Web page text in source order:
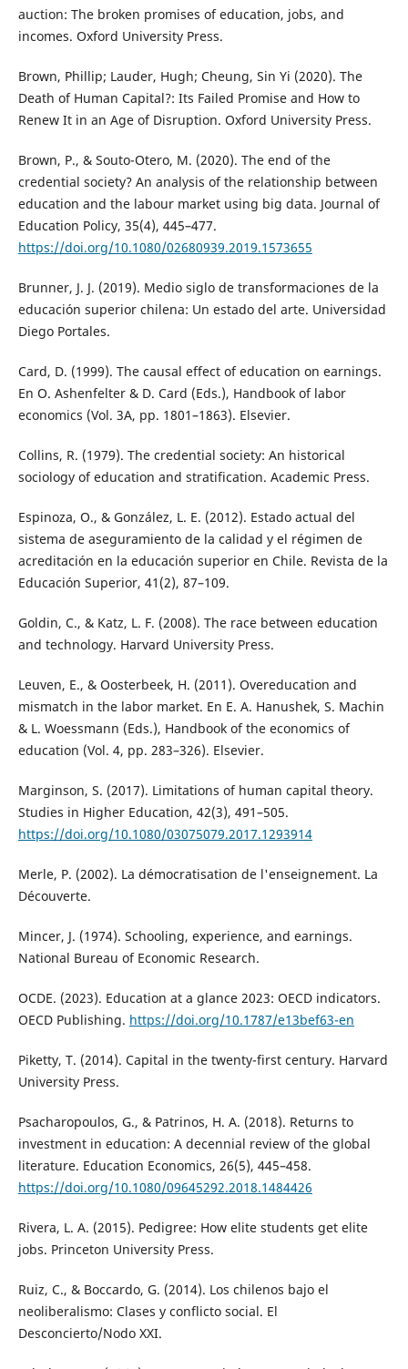
auction: The broken promises of education, jobs, and
incomes. Oxford University Press.
Brown, Phillip; Lauder, Hugh; Cheung, Sin Yi (2020). The
Death of Human Capital?: Its Failed Promise and How to
Renew It in an Age of Disruption. Oxford University Press.
Brown, P., & Souto-Otero, M. (2020). The end of the
credential society? An analysis of the relationship between
education and the labour market using big data. Journal of
Education Policy, 35(4), 445–477.
https://doi.org/10.1080/02680939.2019.1573655
Brunner, J. J. (2019). Medio siglo de transformaciones de la
educación superior chilena: Un estado del arte. Universidad
Diego Portales.
Card, D. (1999). The causal effect of education on earnings.
En O. Ashenfelter & D. Card (Eds.), Handbook of labor
economics (Vol. 3A, pp. 1801–1863). Elsevier.
Collins, R. (1979). The credential society: An historical
sociology of education and stratification. Academic Press.
Espinoza, O., & González, L. E. (2012). Estado actual del
sistema de aseguramiento de la calidad y el régimen de
acreditación en la educación superior en Chile. Revista de la
Educación Superior, 41(2), 87–109.
Goldin, C., & Katz, L. F. (2008). The race between education
and technology. Harvard University Press.
Leuven, E., & Oosterbeek, H. (2011). Overeducation and
mismatch in the labor market. En E. A. Hanushek, S. Machin
& L. Woessmann (Eds.), Handbook of the economics of
education (Vol. 4, pp. 283–326). Elsevier.
Marginson, S. (2017). Limitations of human capital theory.
Studies in Higher Education, 42(3), 491–505.
https://doi.org/10.1080/03075079.2017.1293914
Merle, P. (2002). La démocratisation de l'enseignement. La
Découverte.
Mincer, J. (1974). Schooling, experience, and earnings.
National Bureau of Economic Research.
OCDE. (2023). Education at a glance 2023: OECD indicators.
OECD Publishing. https://doi.org/10.1787/e13bef63-en
Piketty, T. (2014). Capital in the twenty-first century. Harvard
University Press.
Psacharopoulos, G., & Patrinos, H. A. (2018). Returns to
investment in education: A decennial review of the global
literature. Education Economics, 26(5), 445–458.
https://doi.org/10.1080/09645292.2018.1484426
Rivera, L. A. (2015). Pedigree: How elite students get elite
jobs. Princeton University Press.
Ruiz, C., & Boccardo, G. (2014). Los chilenos bajo el
neoliberalismo: Clases y conflicto social. El
Desconcierto/Nodo XXI.